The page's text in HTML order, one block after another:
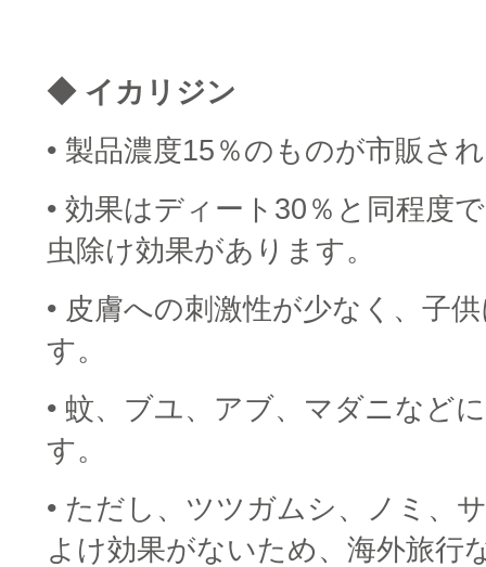
◆ イカリジン
• 製品濃度15％のものが市販さ
• 効果はディート30％と同程度
虫除け効果があります。
• 皮膚への刺激性が少なく、子
す。
• 蚊、ブユ、アブ、マダニなど
す。
• ただし、ツツガムシ、ノミ、
よけ効果がないため、海外旅行